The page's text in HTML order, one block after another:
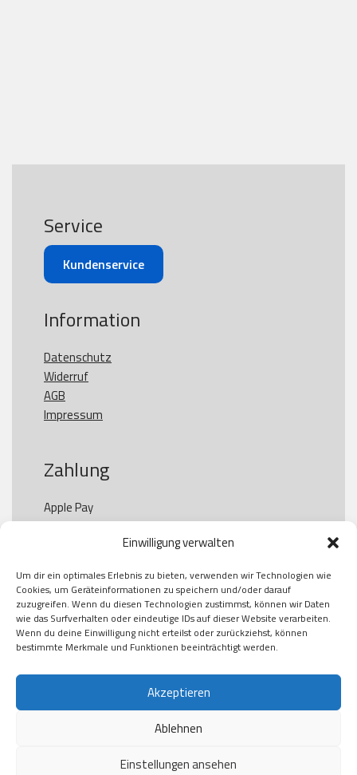
Einwilligung verwalten
Um dir ein optimales Erlebnis zu bieten, verwenden wir Technologien wie
Cookies, um Geräteinformationen zu speichern und/oder darauf
zuzugreifen. Wenn du diesen Technologien zustimmst, können wir Daten
wie das Surfverhalten oder eindeutige IDs auf dieser Website verarbeiten.
Wenn du deine Einwilligung nicht erteilst oder zurückziehst, können
bestimmte Merkmale und Funktionen beeinträchtigt werden.
Akzeptieren
Ablehnen
Einstellungen ansehen
Service
Kundenservice
Information
Datenschutz
Widerruf
AGB
Impressum
Zahlung
Apple Pay
Paypal
Kauf auf Rechung
Klarna
American Express